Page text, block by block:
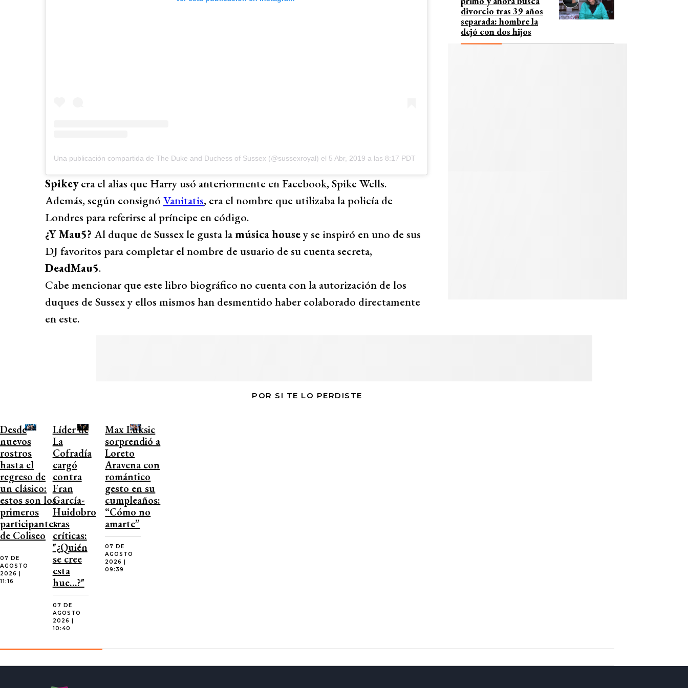
Una publicación compartida de The Duke and Duchess of Sussex (@sussexroyal) el 5 Abr, 2019 a las 8:17 PDT
Spikeyera el alias que Harry usó anteriormente en Facebook, Spike Wells.
Además, según consignó Vanitatis, era el nombre que utilizaba la policía de
Londres para referirse al príncipe en código.
¿Y Mau5? Al duque de Sussex le gusta lamúsica housey se inspiró en uno de sus
DJ favoritos para completar el nombre de usuario de su cuenta secreta,
DeadMau5.
Cabe mencionar que este libro biográfico no cuenta con la autorización de los
duques de Sussex y ellos mismos han desmentido haber colaborado directamente
en este.
divorcio tras 39 años
separada: hombre la
dejó con dos hijos
POR SI TE LO PERDISTE
Desde
nuevos
rostros
hasta el
regreso de
un clásico:
estos son los
primeros
participantes
de Coliseo
07 DE
AGOSTO
2026 |
11:16
Líder de
La
Cofradía
cargó
contra
Fran
García-
Huidobro
tras
críticas:
"¿Quién
se cree
esta
hue…?"
07 DE
AGOSTO
2026 |
10:40
Max Luksic
sorprendió a
Loreto
Aravena con
romántico
gesto en su
cumpleaños:
“Cómo no
amarte”
07 DE
AGOSTO
2026 |
09:39